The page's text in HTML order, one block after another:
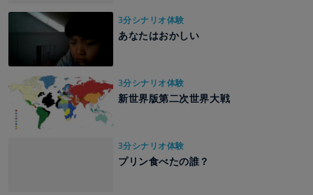
3分シナリオ体験
あなたはおかしい
3分シナリオ体験
新世界版第二次世界大戦
3分シナリオ体験
プリン食べたの誰？